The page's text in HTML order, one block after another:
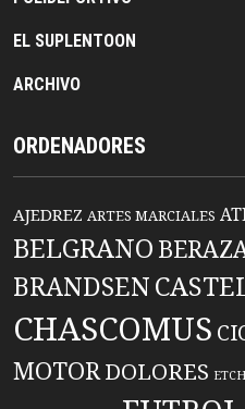
EL SUPLENTOON
ARCHIVO
ORDENADORES
AJEDREZ ARTES MARCIALES
BELGRANO
BRANDSEN
CHASCOMUS
MOTORDOLORES